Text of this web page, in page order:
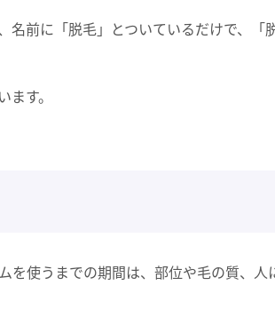
名前に「脱毛」とついているだけで、「
す。
を使うまでの期間は、部位や毛の質、人